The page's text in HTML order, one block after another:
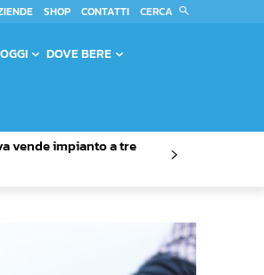
SHOP CONTATTI CERCA
DOVE BERE
vende impianto a tre